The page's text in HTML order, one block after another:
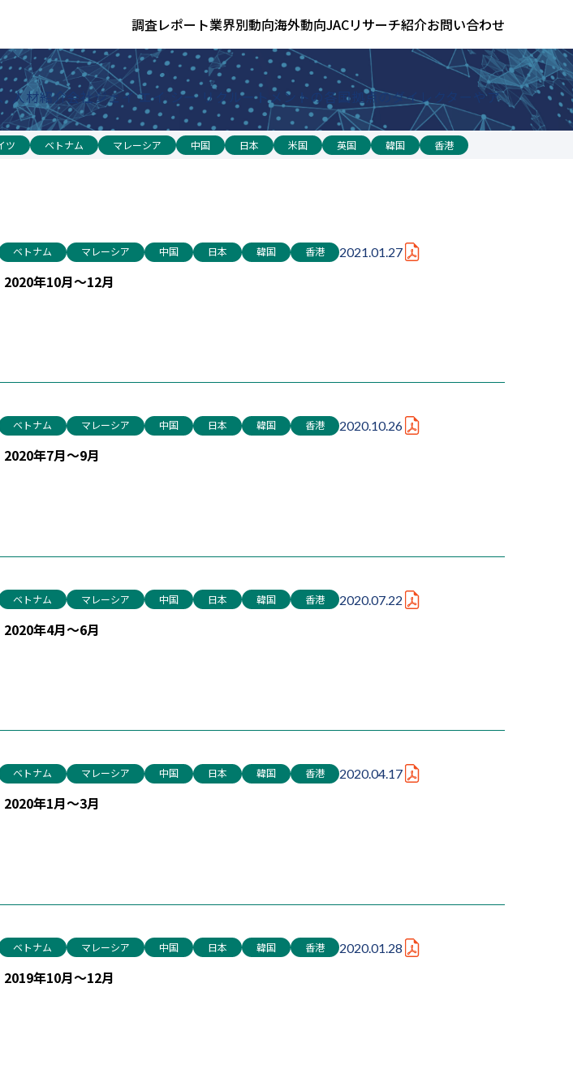
調査レポート業界別動向海外動向JACリサーチ紹介お問い合わせ
人材紹介会社ジェイ エイ シー リクルートメントの各国拠点のダイレクターやア
ツ ベトナム マレーシア 中国 日本 米国 英国 韓国 香港
ベトナム マレーシア 中国 日本 韓国 香港 2021.01.27
年10月～12月
ベトナム マレーシア 中国 日本 韓国 香港 2020.10.26
年7月～9月
ベトナム マレーシア 中国 日本 韓国 香港 2020.07.22
年4月～6月
ベトナム マレーシア 中国 日本 韓国 香港 2020.04.17
年1月～3月
ベトナム マレーシア 中国 日本 韓国 香港 2020.01.28
年10月～12月